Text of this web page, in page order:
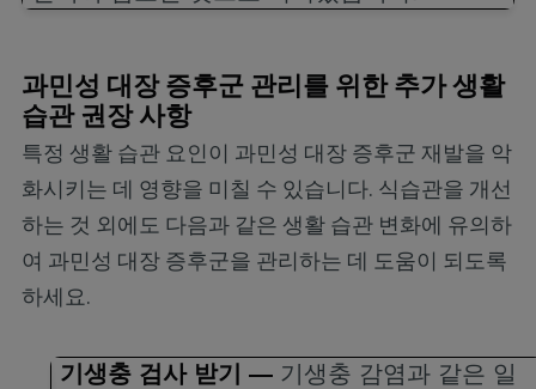
과민성 대장 증후군 관리를 위한 추가 생활
습관 권장 사항
특정 생활 습관 요인이 과민성 대장 증후군 재발을 악
화시키는 데 영향을 미칠 수 있습니다. 식습관을 개선
하는 것 외에도 다음과 같은 생활 습관 변화에 유의하
여 과민성 대장 증후군을 관리하는 데 도움이 되도록
하세요.
기생충 검사 받기— 기생충 감염과 같은 일